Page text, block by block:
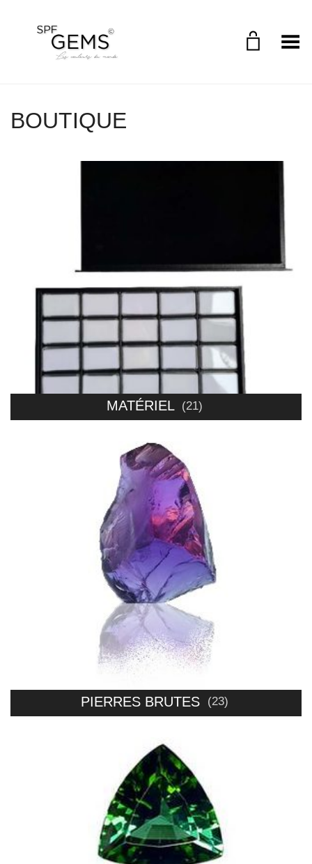
Toggle Menu
BOUTIQUE
MATÉRIEL (21)
PIERRES BRUTES (23)